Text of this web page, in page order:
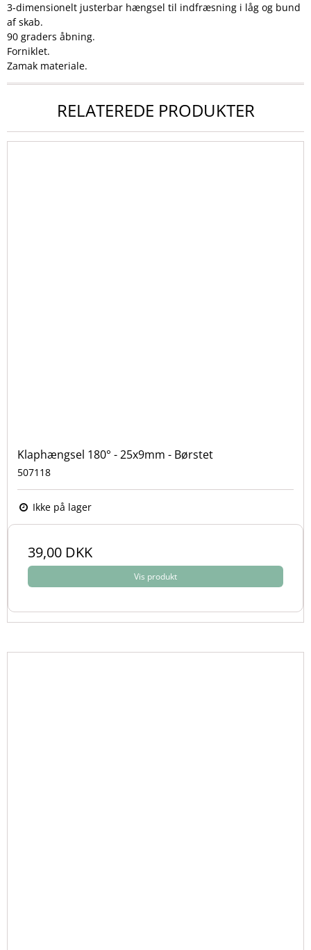
3-dimensionelt justerbar hængsel til indfræsning i låg og bund
af skab.
90 graders åbning.
Forniklet.
Zamak materiale.
RELATEREDE PRODUKTER
Klaphængsel 180° - 25x9mm - Børstet
507118
Ikke på lager
39,00 DKK
Vis produkt